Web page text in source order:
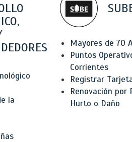
la
Mayores de 70
Puntos
Corrientes
Registrar
Renovación por
Hurto o Daño